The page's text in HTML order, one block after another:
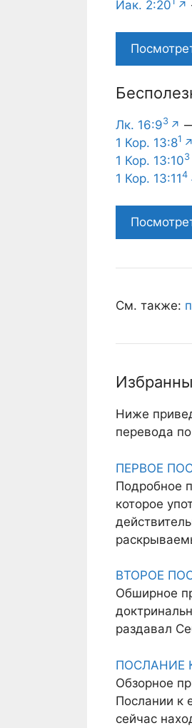
Иак. 2:20
Лк. 16:93
1 Кор. 13:81
1 Кор. 13:103
1 Кор. 13:114
См. также:
Ниже
перевода
ПЕРВОЕ
Подробное
которое
ВТОРОЕ
Обширное
раздавал
ПОСЛАНИЕ
Обзорное
Послании к
сейчас